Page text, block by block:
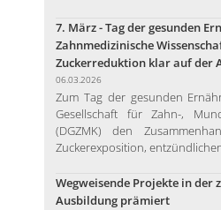
7. März - Tag der gesunden
Zahnmedizinische
Zuckerreduktion klar auf der
06.03.2026
Zum Tag der gesunden
Gesellschaft für Zahn-,
(DGZMK) den
Zuckerexposition,
Wegweisende Projekte in der
Ausbildung prämiert